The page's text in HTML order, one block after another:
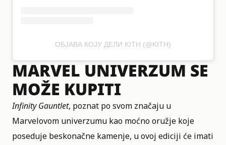
ОБЈАВА КОЈУ ДЕЛИ KITH (@KITH)
MARVEL UNIVERZUM SE
MOŽE KUPITI
Infinity Gauntlet, poznat po svom značaju u
Marvelovom univerzumu kao moćno oružje koje
poseduje beskonačne kamenje, u ovoj ediciji će imati